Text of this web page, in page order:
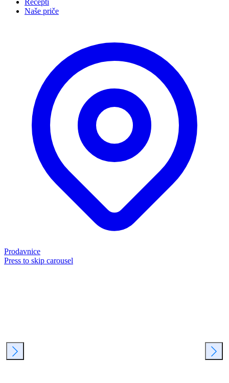
Recepti
Naše priče
Prodavnice
Press to skip carousel